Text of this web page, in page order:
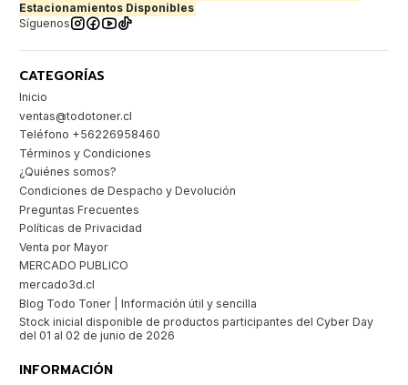
Estacionamientos Disponibles
Síguenos
CATEGORÍAS
Inicio
ventas@todotoner.cl
Teléfono +56226958460
Términos y Condiciones
¿Quiénes somos?
Condiciones de Despacho y Devolución
Preguntas Frecuentes
Políticas de Privacidad
Venta por Mayor
MERCADO PUBLICO
mercado3d.cl
Blog Todo Toner | Información útil y sencilla
Stock inicial disponible de productos participantes del Cyber Day
del 01 al 02 de junio de 2026
INFORMACIÓN